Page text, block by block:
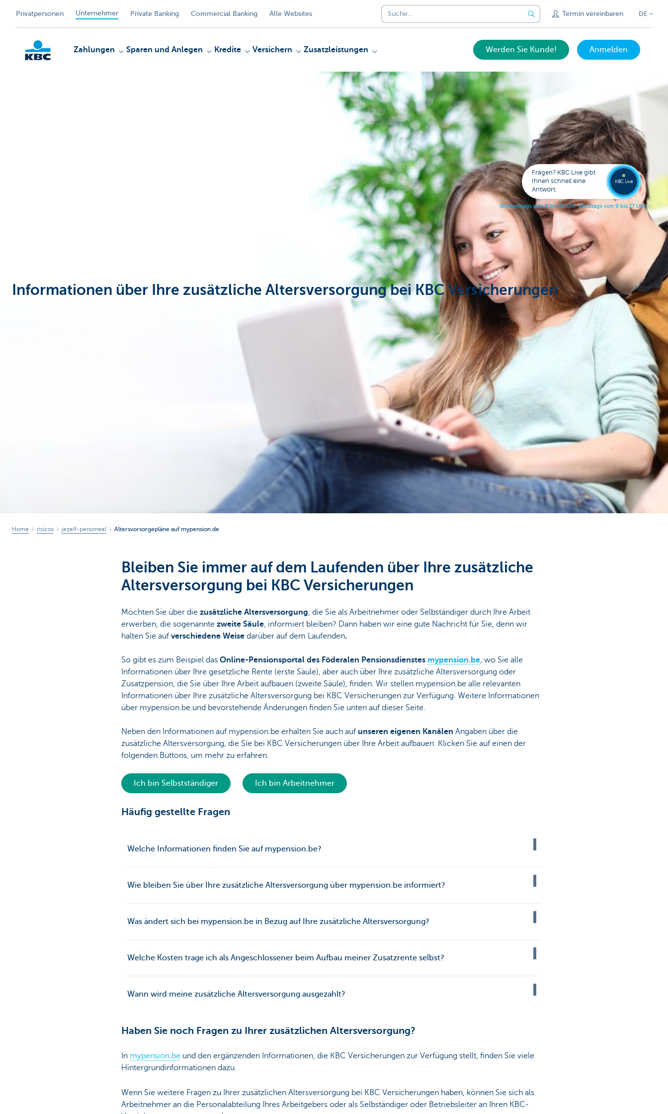
Privatpersonen Unternehmer Private Banking Commercial Banking Alle Websites Termin vereinbaren DE
Zahlungen Sparen und Anlegen Kredite Versichern Zusatzleistungen Werden Sie Kunde! Anmelden
Informationen über Ihre zusätzliche Altersversorgung bei KBC Versicherungen
Home risicos jezelf-personeel Altersvorsorgepläne auf mypension.de
Bleiben Sie immer auf dem Laufenden über Ihre zusätzliche
Altersversorgung bei KBC Versicherungen
Möchten Sie über die zusätzliche Altersversorgung, die Sie als Arbeitnehmer oder Selbständiger durch Ihre Arbeit
erwerben, die sogenannte zweite Säule, informiert bleiben? Dann haben wir eine gute Nachricht für Sie, denn wir
halten Sie auf verschiedene Weise darüber auf dem Laufenden.
So gibt es zum Beispiel das Online-Pensionsportal des Föderalen Pensionsdienstes mypension.be, wo Sie alle
Informationen über Ihre gesetzliche Rente (erste Säule), aber auch über Ihre zusätzliche Altersversorgung oder
Zusatzpension, die Sie über Ihre Arbeit aufbauen (zweite Säule), finden. Wir stellen mypension.be alle relevanten
Informationen über Ihre zusätzliche Altersversorgung bei KBC Versicherungen zur Verfügung. Weitere Informationen
über mypension.be und bevorstehende Änderungen finden Sie unten auf dieser Seite.
Neben den Informationen auf mypension.be erhalten Sie auch auf unseren eigenen Kanälen Angaben über die
zusätzliche Altersversorgung, die Sie bei KBC Versicherungen über Ihre Arbeit aufbauen. Klicken Sie auf einen der
folgenden Buttons, um mehr zu erfahren.
Ich bin Selbstständiger Ich bin Arbeitnehmer
Häufig gestellte Fragen
Welche Informationen finden Sie auf mypension.be?
Wie bleiben Sie über Ihre zusätzliche Altersversorgung über mypension.be informiert?
Was ändert sich bei mypension.be in Bezug auf Ihre zusätzliche Altersversorgung?
Welche Kosten trage ich als Angeschlossener beim Aufbau meiner Zusatzrente selbst?
Wann wird meine zusätzliche Altersversorgung ausgezahlt?
Haben Sie noch Fragen zu Ihrer zusätzlichen Altersversorgung?
In mypension.be und den ergänzenden Informationen, die KBC Versicherungen zur Verfügung stellt, finden Sie viele
Hintergrundinformationen dazu.
Wenn Sie weitere Fragen zu Ihrer zusätzlichen Altersversorgung bei KBC Versicherungen haben, können Sie sich als
Arbeitnehmer an die Personalabteilung Ihres Arbeitgebers oder als Selbständiger oder Betriebsleiter an Ihren KBC-
Fragen? KBC Live gibt
Ihnen schnell eine
Antwort.
Wochentags von 8 bis 22 Uhr, samstags von 9 bis 17 Uhr.
KBC Live
KBC
Live
078
353
138